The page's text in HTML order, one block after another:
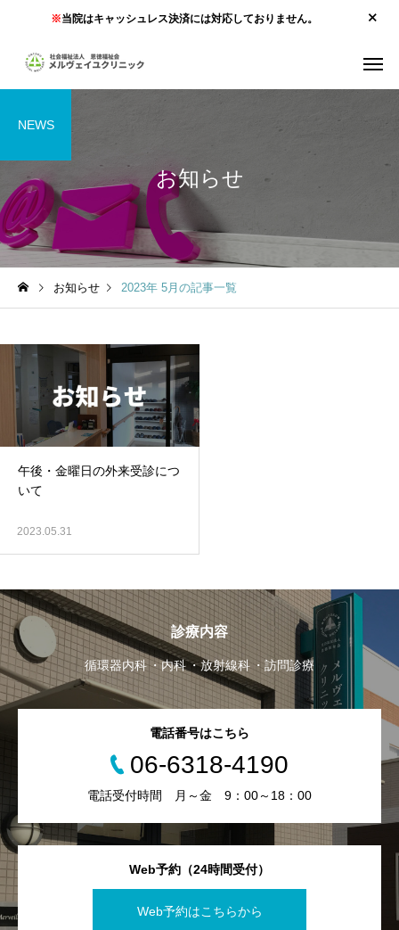
※当院はキャッシュレス決済には対応しておりません。
お知らせ
NEWS
お知らせ 2023年 5月の記事一覧
午後・金曜日の外来受診につ
いて
2023.05.31
診療内容
循環器内科 内科 放射線科 訪問診療
Web予約（24時間受付）
Web予約はこちらから
電話番号はこちら
06-6318-4190
電話受付時間 月～金 9：00～18：00